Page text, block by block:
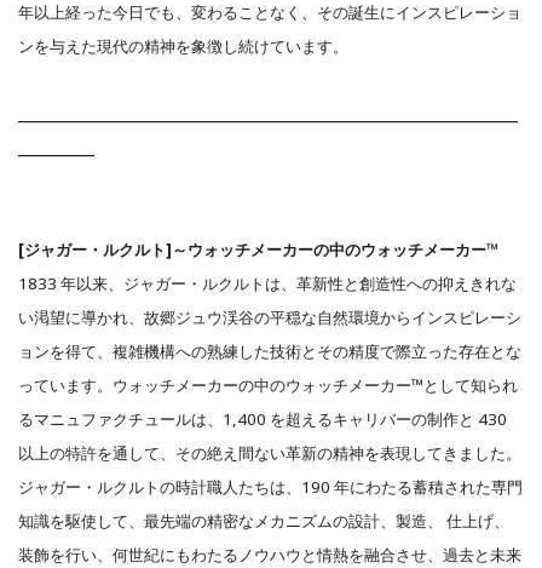
年以上経った今日でも、変わることなく、その誕生にインスピレーショ
ンを与えた現代の精神を象徴し続けています。
[ジャガー・ルクルト]～ウォッチメーカーの中のウォッチメーカー™
1833 年以来、ジャガー・ルクルトは、革新性と創造性への抑えきれな
い渇望に導かれ、故郷ジュウ渓谷の平穏な自然環境からインスピレーシ
ョンを得て、複雑機構への熟練した技術とその精度で際立った存在とな
っています。ウォッチメーカーの中のウォッチメーカー™として知られ
るマニュファクチュールは、1,400 を超えるキャリバーの制作と 430
以上の特許を通して、その絶え間ない革新の精神を表現してきました。
ジャガー・ルクルトの時計職人たちは、190 年にわたる蓄積された専門
知識を駆使して、最先端の精密なメカニズムの設計、製造、 仕上げ、
装飾を行い、何世紀にもわたるノウハウと情熱を融合させ、過去と未来